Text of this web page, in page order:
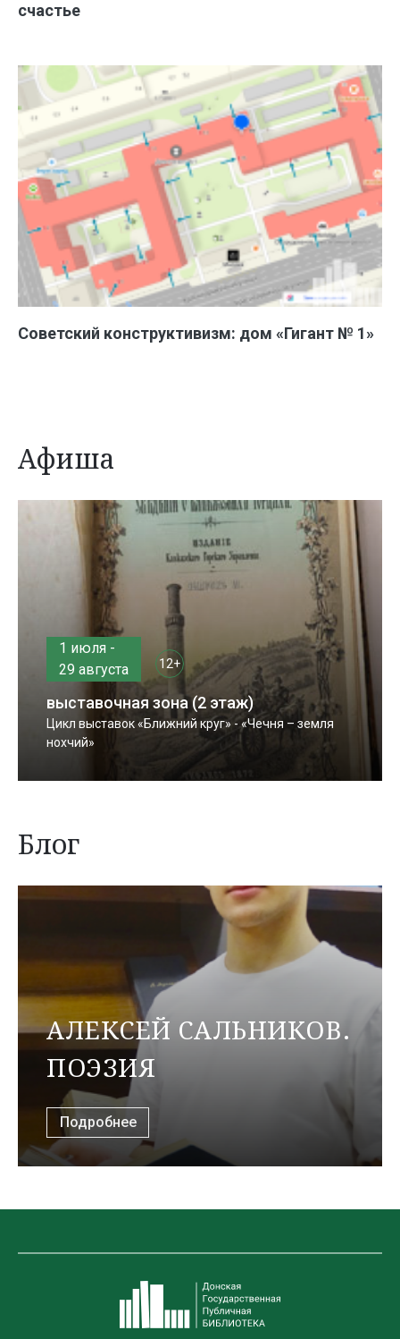
счастье
Советский конструктивизм: дом «Гигант № 1»
Афиша
1 июля -
29 августа
12+
выставочная зона (2 этаж)
Цикл выставок «Ближний круг» - «Чечня – земля
нохчий»
Блог
АЛЕКСЕЙ САЛЬНИКОВ.
ПОЭЗИЯ
Подробнее